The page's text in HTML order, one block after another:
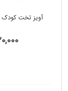
آویز تخت